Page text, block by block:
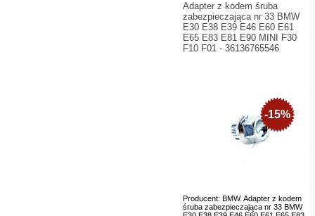
Adapter z kodem śruba
zabezpieczająca nr 33 BMW
E30 E38 E39 E46 E60 E61
E65 E83 E81 E90 MINI F30
F10 F01 - 36136765546
Producent: BMW. Adapter z kodem
śruba zabezpieczająca nr 33 BMW
-15%